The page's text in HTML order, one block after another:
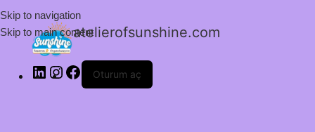
Skip to navigation
Skip to main contentatelierofsunshine.com
Oturum aç